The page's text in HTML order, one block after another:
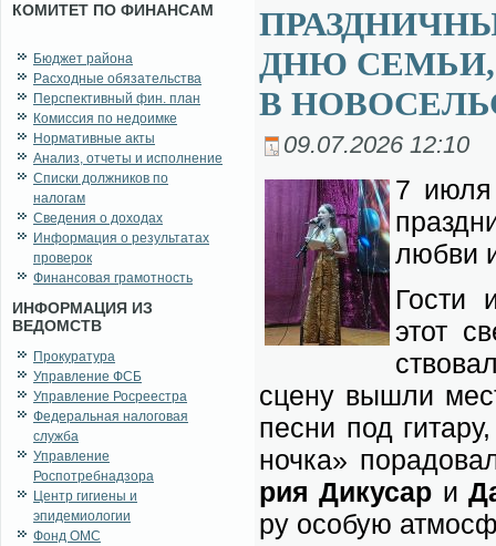
КОМИТЕТ ПО ФИНАНСАМ
Бюджет района
Расходные обязательства
Перспективный фин. план
Комиссия по недоимке
Нормативные акты
Анализ, отчеты и исполнение
Списки должников по
налогам
Сведения о доходах
Информация о результатах
проверок
Финансовая грамотность
ИНФОРМАЦИЯ ИЗ
ВЕДОМСТВ
Прокуратура
Управление ФСБ
Управление Росреестра
Федеральная налоговая
служба
Управление
Роспотребнадзора
Центр гигиены и
эпидемиологии
Фонд ОМС
ДНЮ
В
09.07.2026 12:10
7 июля
люб­ви
Го­сти
этот
сце­ну вы­шли
пес­ни под
ноч­ка»
рия Ди­ку­сар и
ру осо­бую